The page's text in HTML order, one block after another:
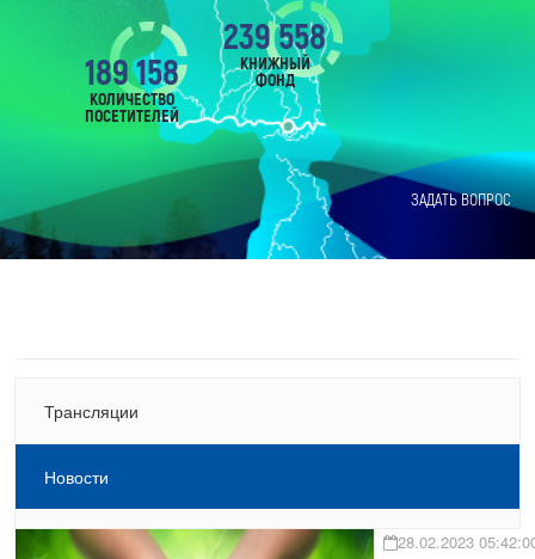
ЗАДАТЬ ВОПРОС
189 158
КОЛИЧЕСТВО
ПОСЕТИТЕЛЕЙ
239 558
КНИЖНЫЙ
ФОНД
Трансляции
Новости
28.02.2023